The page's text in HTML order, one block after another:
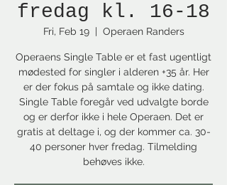
fredag kl. 16-18
Fri, Feb 19
  |
Operaen Randers
Operaens Single Table er et fast ugentligt
mødested for singler i alderen +35 år. Her
er der fokus på samtale og ikke dating.
Single Table foregår ved udvalgte borde
og er derfor ikke i hele Operaen. Det er
gratis at deltage i, og der kommer ca. 30-
40 personer hver fredag. Tilmelding
behøves ikke.